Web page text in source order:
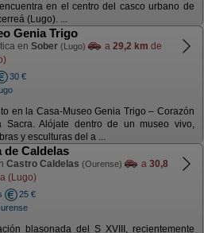
en el centro del casco urbano de
(Lugo). ...
Genia Trigo
en Sober (Lugo) a 29,2 km de
30 €
en la Casa-Museo Genia Trigo – Corazón
Sacra. Alójate dentro de un museo vivo,
y esculturas del a ...
de Caldelas
Castro Caldelas (Ourense) a 30,8
(Lugo)
25 €
blasonada del S XVIII, recientemente